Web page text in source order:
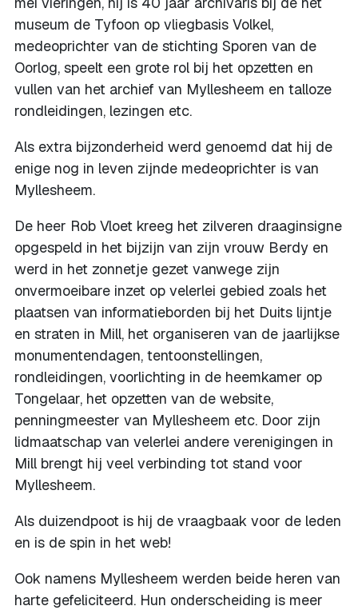
museum de Tyfoon op vliegbasis Volkel,
medeoprichter van de stichting Sporen van de
Oorlog, speelt een grote rol bij het opzetten en
vullen van het archief van Myllesheem en talloze
rondleidingen, lezingen etc.
Als extra bijzonderheid werd genoemd dat hij de
enige nog in leven zijnde medeoprichter is van
Myllesheem.
De heer Rob Vloet kreeg het zilveren draaginsigne
opgespeld in het bijzijn van zijn vrouw Berdy en
werd in het zonnetje gezet vanwege zijn
onvermoeibare inzet op velerlei gebied zoals het
plaatsen van informatieborden bij het Duits lijntje
en straten in Mill, het organiseren van de jaarlijkse
monumentendagen, tentoonstellingen,
rondleidingen, voorlichting in de heemkamer op
Tongelaar, het opzetten van de website,
penningmeester van Myllesheem etc. Door zijn
lidmaatschap van velerlei andere verenigingen in
Mill brengt hij veel verbinding tot stand voor
Myllesheem.
Als duizendpoot is hij de vraagbaak voor de leden
en is de spin in het web!
Ook namens Myllesheem werden beide heren van
harte gefeliciteerd. Hun onderscheiding is meer